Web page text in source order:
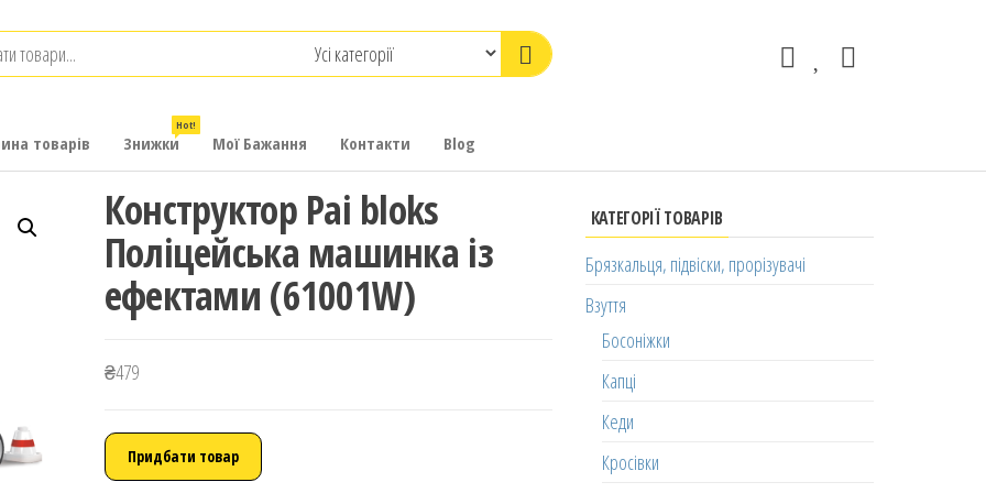
товарів Знижки
Hot!
Мої Бажання Контакти Blog
Конструктор Pai bloks
Поліцейська машинка із
ефектами (61001W)
₴479
Придбати товар
КАТЕГОРІЇ ТОВАРІВ
Брязкальця, підвіски, прорізувачі
Взуття
Босоніжки
Капці
Кеди
Кросівки